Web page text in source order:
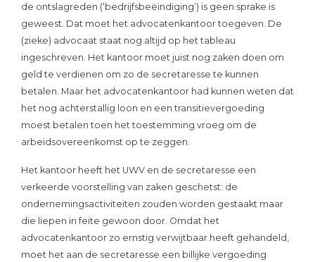
de ontslagreden (‘bedrijfsbeëindiging’) is geen sprake is
geweest. Dat moet het advocatenkantoor toegeven. De
(zieke) advocaat staat nog altijd op het tableau
ingeschreven. Het kantoor moet juist nog zaken doen om
geld te verdienen om zo de secretaresse te kunnen
betalen. Maar het advocatenkantoor had kunnen weten dat
het nog achterstallig loon en een transitievergoeding
moest betalen toen het toestemming vroeg om de
arbeidsovereenkomst op te zeggen.
Het kantoor heeft het UWV en de secretaresse een
verkeerde voorstelling van zaken geschetst: de
ondernemingsactiviteiten zouden worden gestaakt maar
die liepen in feite gewoon door. Omdat het
advocatenkantoor zo ernstig verwijtbaar heeft gehandeld,
moet het aan de secretaresse een billijke vergoeding